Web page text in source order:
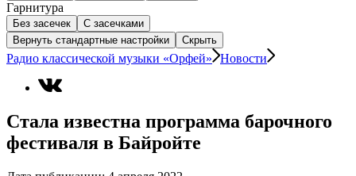
Гарнитура
Без засечек
С засечками
Вернуть стандартные настройки
Скрыть
Радио классической музыки «Орфей» Новости
Стала известна программа барочного
фестиваля в Байройте